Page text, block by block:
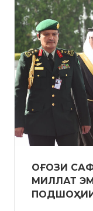
ОҒОЗИ
МИЛЛАТ